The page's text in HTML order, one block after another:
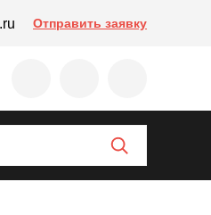
Отправить заявку